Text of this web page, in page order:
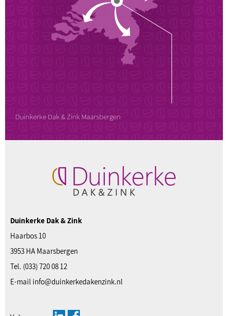
Duinkerke Dak & Zink Maarsbergen
Duinkerke Dak & Zink
Haarbos 10
3953 HA Maarsbergen
Tel. (033) 720 08 12
E-mail info@duinkerkedakenzink.nl